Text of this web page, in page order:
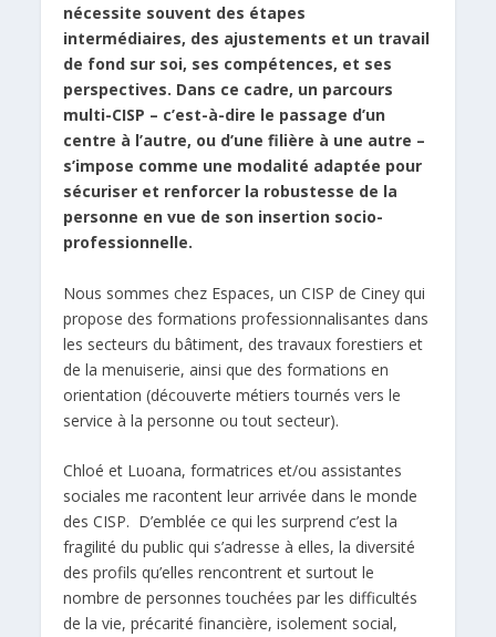
nécessite souvent des étapes
intermédiaires, des ajustements et un travail
de fond sur soi, ses compétences, et ses
perspectives. Dans ce cadre, un parcours
multi-CISP – c’est-à-dire le passage d’un
centre à l’autre, ou d’une filière à une autre –
s’impose comme une modalité adaptée pour
sécuriser et renforcer la robustesse de la
personne en vue de son insertion socio-
professionnelle.
Nous sommes chez Espaces, un CISP de Ciney qui
propose des formations professionnalisantes dans
les secteurs du bâtiment, des travaux forestiers et
de la menuiserie, ainsi que des formations en
orientation (découverte métiers tournés vers le
service à la personne ou tout secteur).
Chloé et Luoana, formatrices et/ou assistantes
sociales me racontent leur arrivée dans le monde
des CISP. D’emblée ce qui les surprend c’est la
fragilité du public qui s’adresse à elles, la diversité
des profils qu’elles rencontrent et surtout le
nombre de personnes touchées par les difficultés
de la vie, précarité financière, isolement social,